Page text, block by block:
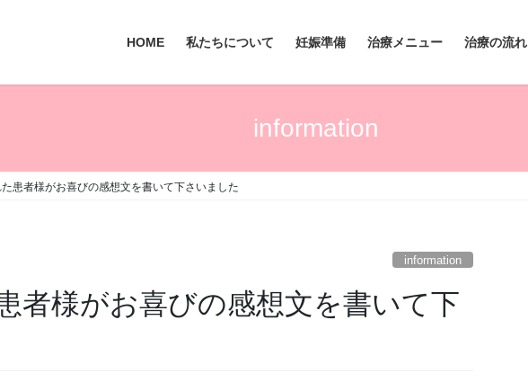
HOME 私たちについて 妊娠準備 治療メニュー 治療の流れ
information
患者様がお喜びの感想文を書いて下さいました
information
者様がお喜びの感想文を書いて下